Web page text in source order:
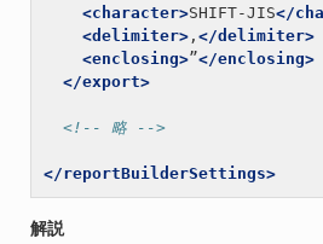
<character>SHIFT-JIS</
<delimiter> , </delimiter>
<enclosing>”</enclosing>
</export>
<!-- 略 -->
</reportBuilderSettings>
解説